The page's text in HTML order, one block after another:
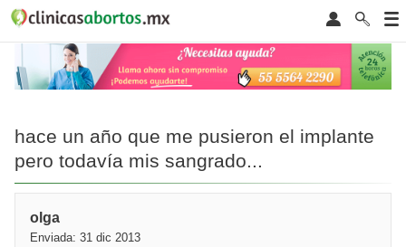
hace un año que me pusieron el implante
pero todavía mis sangrado...
olga
Enviada: 31 dic 2013